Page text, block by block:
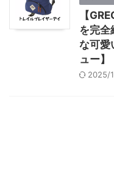
【
を完全
な可愛
ュー】
2025/